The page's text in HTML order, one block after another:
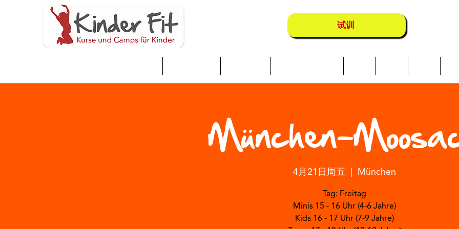
试训
München-
4月21日周五 München
Tag: Freitag
Minis 15 - 16 Uhr (4-6 Jahre)
Kids 16 - 17 Uhr (7-9 Jahre)